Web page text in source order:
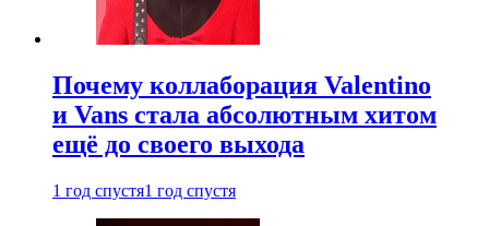
Почему коллаборация Valentino
и Vans стала абсолютным хитом
ещё до своего выхода
1 год спустя1 год спустя